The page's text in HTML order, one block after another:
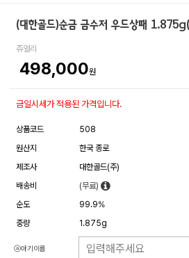
(대한골드)순금 금수저 우드상패
쥬얼리
498,000원
금일시세가 적용된 가격입니다.
상품코드
508
원산지
한국 종로
제조사
대한골드(주)
배송비
(무료)
순도
99.9%
중량
1.875g
ⓐ아기이름